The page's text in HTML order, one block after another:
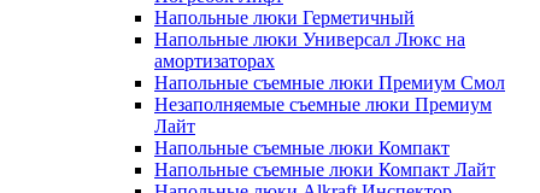
Напольные люки Герметичный
Напольные люки Универсал Люкс на
амортизаторах
Напольные съемные люки Премиум Смол
Незаполняемые съемные люки Премиум
Лайт
Напольные съемные люки Компакт
Напольные съемные люки Компакт Лайт